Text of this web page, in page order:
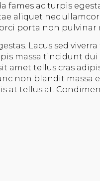
fames ac turpis
aliquet nec
porta non pulvinar
Lacus sed
massa tincidunt
amet tellus cras
non blandit
at tellus at.